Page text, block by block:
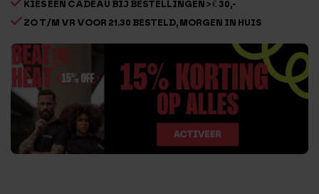
KIES EEN CADEAU BIJ BESTELLINGEN > € 30,-
ZO T/M VR VOOR 21.30 BESTELD, MORGEN IN HUIS